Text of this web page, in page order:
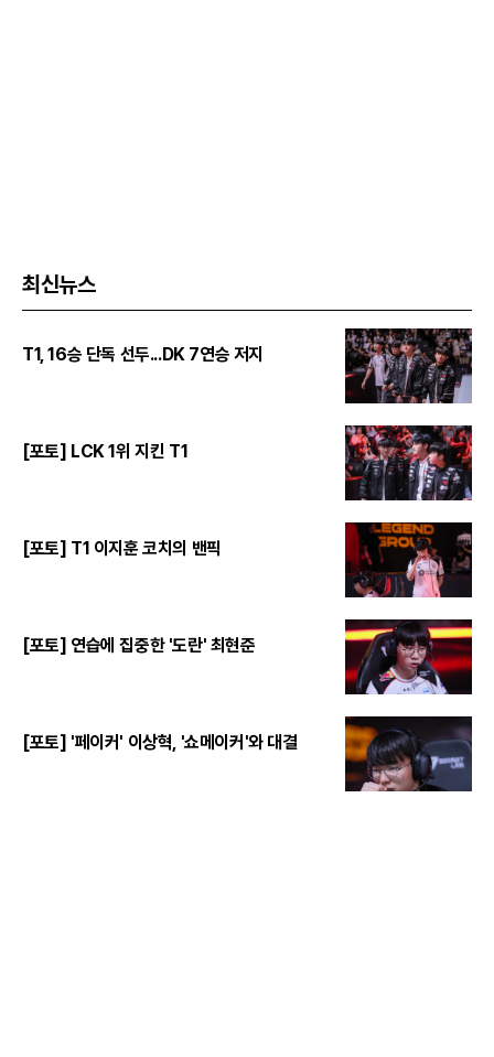
최신뉴스
T1, 16승 단독 선두...DK 7연승 저지
[포토] LCK 1위 지킨 T1
[포토] T1 이지훈 코치의 밴픽
[포토] 연습에 집중한 '도란' 최현준
[포토] '페이커' 이상혁, '쇼메이커'와 대결